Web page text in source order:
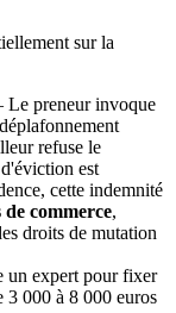
sur la
preneur invoque
refuse le
est
cette indemnité
commerce,
droits de mutation
expert pour fixer
3 000 à 8 000 euros